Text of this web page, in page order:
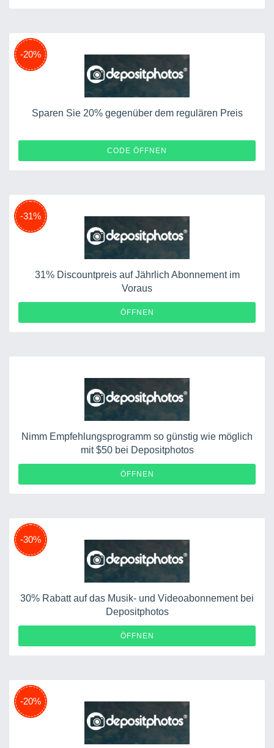
-20%
Sparen Sie 20% gegenüber dem regulären Preis
CODE ÖFFNENDPFRIENDS20%OFF
-31%
31% Discountpreis auf Jährlich Abonnement im
Voraus
ÖFFNEN
Nimm Empfehlungsprogramm so günstig wie möglich
mit $50 bei Depositphotos
ÖFFNEN
-30%
30% Rabatt auf das Musik- und Videoabonnement bei
Depositphotos
ÖFFNEN
-20%